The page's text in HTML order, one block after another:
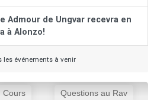
Admour de Ungvar recevra en
à Alonzo!
les événements à venir
Cours Questions au Rav